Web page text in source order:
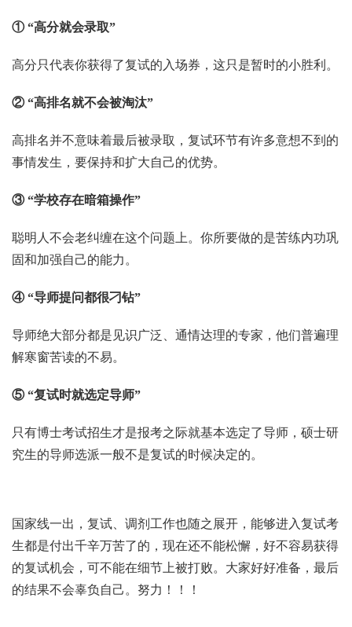
① “高分就会录取”
高分只代表你获得了复试的入场券，这只是暂时的小胜利。
② “高排名就不会被淘汰”
高排名并不意味着最后被录取，复试环节有许多意想不到的
事情发生，要保持和扩大自己的优势。
③ “学校存在暗箱操作”
聪明人不会老纠缠在这个问题上。你所要做的是苦练内功巩
固和加强自己的能力。
④ “导师提问都很刁钻”
导师绝大部分都是见识广泛、通情达理的专家，他们普遍理
解寒窗苦读的不易。
⑤ “复试时就选定导师”
只有博士考试招生才是报考之际就基本选定了导师，硕士研
究生的导师选派一般不是复试的时候决定的。
国家线一出，复试、调剂工作也随之展开，能够进入复试考
生都是付出千辛万苦了的，现在还不能松懈，好不容易获得
的复试机会，可不能在细节上被打败。大家好好准备，最后
的结果不会辜负自己。努力！！！